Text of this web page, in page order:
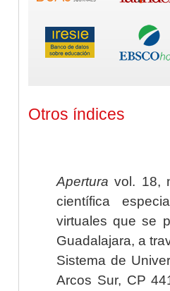
Otros índices
Apertura vol. 18,
científica
virtuales que se
Guadalajara, a
Sistema de
Arcos Sur, CP